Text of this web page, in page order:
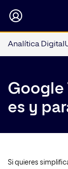
Analítica Digital
Google
es y
Si quieres